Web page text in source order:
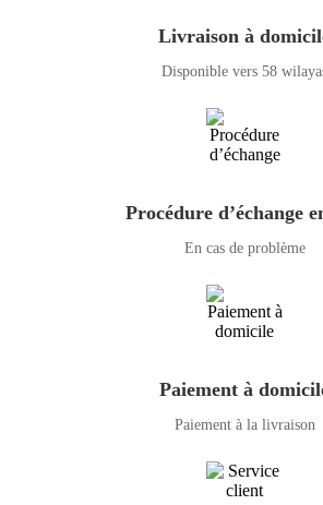
Livraison à
Disponible vers 58
Procédure d’échange
En cas de problème
Paiement à
Paiement à la livraison